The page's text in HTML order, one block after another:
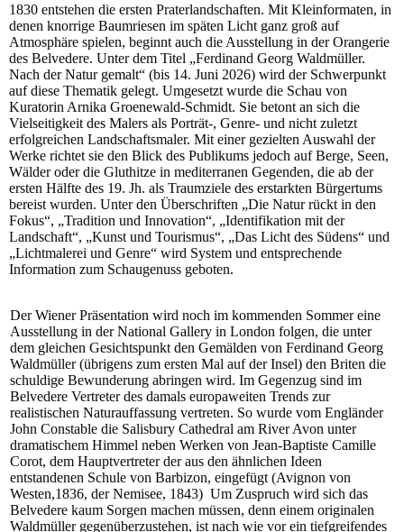
1830 entstehen die ersten Praterlandschaften. Mit Kleinformaten, in
denen knorrige Baumriesen im späten Licht ganz groß auf
Atmosphäre spielen, beginnt auch die Ausstellung in der Orangerie
des Belvedere. Unter dem Titel „Ferdinand Georg Waldmüller.
Nach der Natur gemalt“ (bis 14. Juni 2026) wird der Schwerpunkt
auf diese Thematik gelegt. Umgesetzt wurde die Schau von
Kuratorin Arnika Groenewald-Schmidt. Sie betont an sich die
Vielseitigkeit des Malers als Porträt-, Genre- und nicht zuletzt
erfolgreichen Landschaftsmaler. Mit einer gezielten Auswahl der
Werke richtet sie den Blick des Publikums jedoch auf Berge, Seen,
Wälder oder die Gluthitze in mediterranen Gegenden, die ab der
ersten Hälfte des 19. Jh. als Traumziele des erstarkten Bürgertums
bereist wurden. Unter den Überschriften „Die Natur rückt in den
Fokus“, „Tradition und Innovation“, „Identifikation mit der
Landschaft“, „Kunst und Tourismus“, „Das Licht des Südens“ und
„Lichtmalerei und Genre“ wird System und entsprechende
Information zum Schaugenuss geboten.
Der Wiener Präsentation wird noch im kommenden Sommer eine
Ausstellung in der National Gallery in London folgen, die unter
dem gleichen Gesichtspunkt den Gemälden von Ferdinand Georg
Waldmüller (übrigens zum ersten Mal auf der Insel) den Briten die
schuldige Bewunderung abringen wird. Im Gegenzug sind im
Belvedere Vertreter des damals europaweiten Trends zur
realistischen Naturauffassung vertreten. So wurde vom Engländer
John Constable die Salisbury Cathedral am River Avon unter
dramatischem Himmel neben Werken von Jean-Baptiste Camille
Corot, dem Hauptvertreter der aus den ähnlichen Ideen
entstandenen Schule von Barbizon, eingefügt (Avignon von
Westen,1836, der Nemisee, 1843) Um Zuspruch wird sich das
Belvedere kaum Sorgen machen müssen, denn einem originalen
Waldmüller gegenüberzustehen, ist nach wie vor ein tiefgreifendes